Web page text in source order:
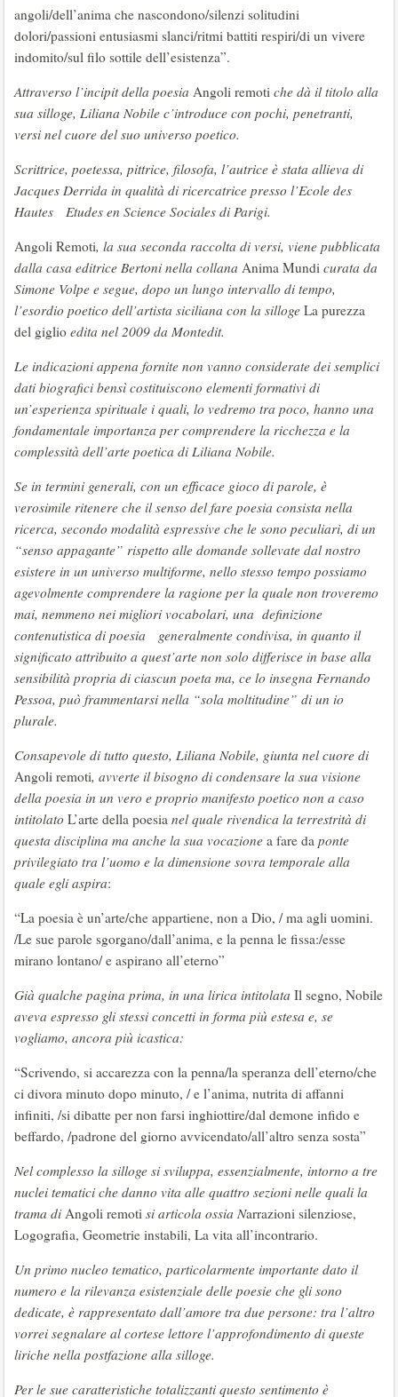
angoli/dell’anima che nascondono/silenzi solitudini
dolori/passioni entusiasmi slanci/ritmi battiti respiri/di un vivere
indomito/sul filo sottile dell’esistenza”.
Attraverso l’incipit della poesia Angoli remoti che dà il titolo alla
sua silloge, Liliana Nobile c’introduce con pochi, penetranti,
versi nel cuore del suo universo poetico.
Scrittrice, poetessa, pittrice, filosofa, l’autrice è stata allieva di
Jacques Derrida in qualità di ricercatrice presso l’Ecole des
Hautes Etudes en Science Sociales di Parigi.
Angoli Remoti, la sua seconda raccolta di versi, viene pubblicata
dalla casa editrice Bertoni nella collana Anima Mundi curata da
Simone Volpe e segue, dopo un lungo intervallo di tempo,
l’esordio poetico dell’artista siciliana con la silloge La purezza
del giglio edita nel 2009 da Montedit.
Le indicazioni appena fornite non vanno considerate dei semplici
dati biografici bensì costituiscono elementi formativi di
un’esperienza spirituale i quali, lo vedremo tra poco, hanno una
fondamentale importanza per comprendere la ricchezza e la
complessità dell’arte poetica di Liliana Nobile.
Se in termini generali, con un efficace gioco di parole, è
verosimile ritenere che il senso del fare poesia consista nella
ricerca, secondo modalità espressive che le sono peculiari, di un
“senso appagante” rispetto alle domande sollevate dal nostro
esistere in un universo multiforme, nello stesso tempo possiamo
agevolmente comprendere la ragione per la quale non troveremo
mai, nemmeno nei migliori vocabolari, una definizione
contenutistica di poesia generalmente condivisa, in quanto il
significato attribuito a quest’arte non solo differisce in base alla
sensibilità propria di ciascun poeta ma, ce lo insegna Fernando
Pessoa, può frammentarsi nella “sola moltitudine” di un io
plurale.
Consapevole di tutto questo, Liliana Nobile, giunta nel cuore di
Angoli remoti, avverte il bisogno di condensare la sua visione
della poesia in un vero e proprio manifesto poetico non a caso
intitolato L’arte della poesia nel quale rivendica la terrestrità di
questa disciplina ma anche la sua vocazione a fare da ponte
privilegiato tra l’uomo e la dimensione sovra temporale alla
quale egli aspira:
“La poesia è un’arte/che appartiene, non a Dio, / ma agli uomini.
/Le sue parole sgorgano/dall’anima, e la penna le fissa:/esse
mirano lontano/ e aspirano all’eterno”
Già qualche pagina prima, in una lirica intitolata Il segno, Nobile
aveva espresso gli stessi concetti in forma più estesa e, se
vogliamo, ancora più icastica:
“Scrivendo, si accarezza con la penna/la speranza dell’eterno/che
ci divora minuto dopo minuto, / e l’anima, nutrita di affanni
infiniti, /si dibatte per non farsi inghiottire/dal demone infido e
beffardo, /padrone del giorno avvicendato/all’altro senza sosta”
Nel complesso la silloge si sviluppa, essenzialmente, intorno a tre
nuclei tematici che danno vita alle quattro sezioni nelle quali la
trama di Angoli remoti si articola ossia Narrazioni silenziose,
Logografia, Geometrie instabili, La vita all’incontrario.
Un primo nucleo tematico, particolarmente importante dato il
numero e la rilevanza esistenziale delle poesie che gli sono
dedicate, è rappresentato dall’amore tra due persone: tra l’altro
vorrei segnalare al cortese lettore l’approfondimento di queste
liriche nella postfazione alla silloge.
Per le sue caratteristiche totalizzanti questo sentimento è